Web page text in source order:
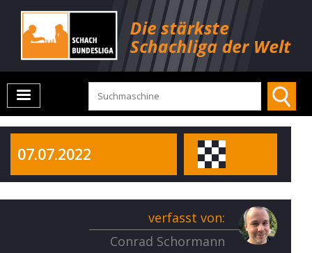
07.07.2022
verfasst von:
Conrad Schormann